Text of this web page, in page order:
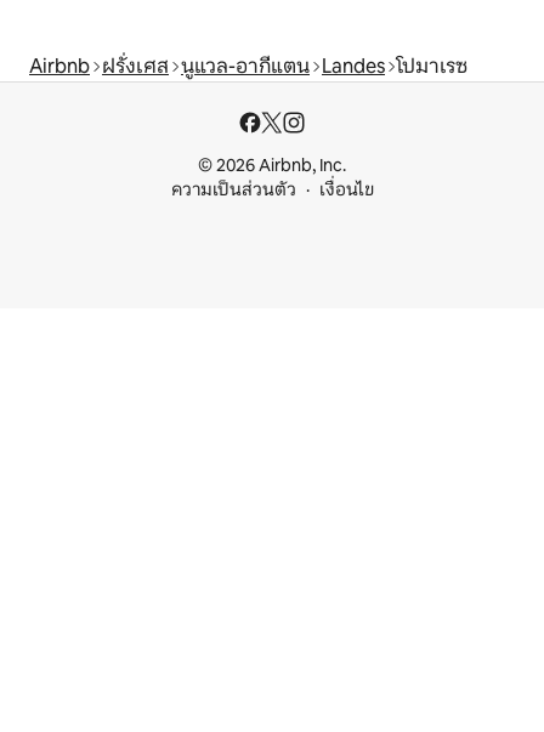
Airbnb ฝรั่งเศส นูแวล-อากีแตน Landes โปมาเรซ
© 2026 Airbnb, Inc.
ความเป็นส่วนตัว
เงื่อนไข